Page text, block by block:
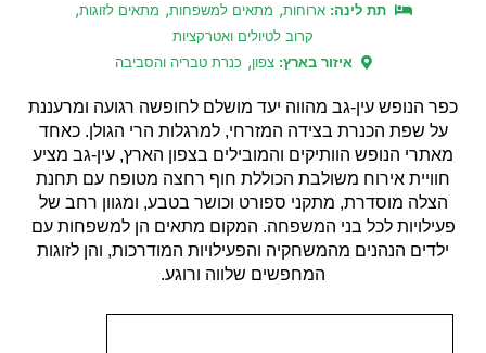
תת לינה:ארוחות, מתאים למשפחות, מתאים לזוגות,
קרוב לטיולים ואטרקציות
איזור בארץ:צפון, כנרת טבריה והסביבה
כפר הנופש עין-גב מהווה יעד מושלם לחופשה רגועה ומרעננת
על שפת הכנרת בצידה המזרחי, למרגלות הרי הגולן. כאחד
מאתרי הנופש הוותיקים והמובילים בצפון הארץ, עין-גב מציע
חוויית אירוח משולבת הכוללת חוף רחצה מטופח עם תחנת
הצלה מוסדרת, מתקני ספורט וכושר בטבע, ומגוון רחב של
פעילויות לכל בני המשפחה. המקום מתאים הן למשפחות עם
ילדים הנהנים מהמשחקיה והפעילויות המודרכות, והן לזוגות
המחפשים שלווה ורוגע.